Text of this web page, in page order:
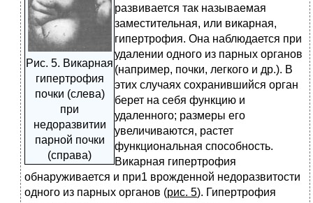
Рис. 5. Викарная
гипертрофия
почки (слева)
при
недоразвитии
парной почки
(справа)
развивается так называемая
заместительная, или викарная,
гипертрофия. Она наблюдается при
удалении одного из парных органов
(например, почки, легкого и др.). В
этих случаях сохранившийся орган
берет на себя функцию и
удаленного; размеры его
увеличиваются, растет
функциональная способность.
Викарная гипертрофия
обнаруживается и при1 врожденной недоразвитости
одного из парных органов (рис. 5). Гипертрофия